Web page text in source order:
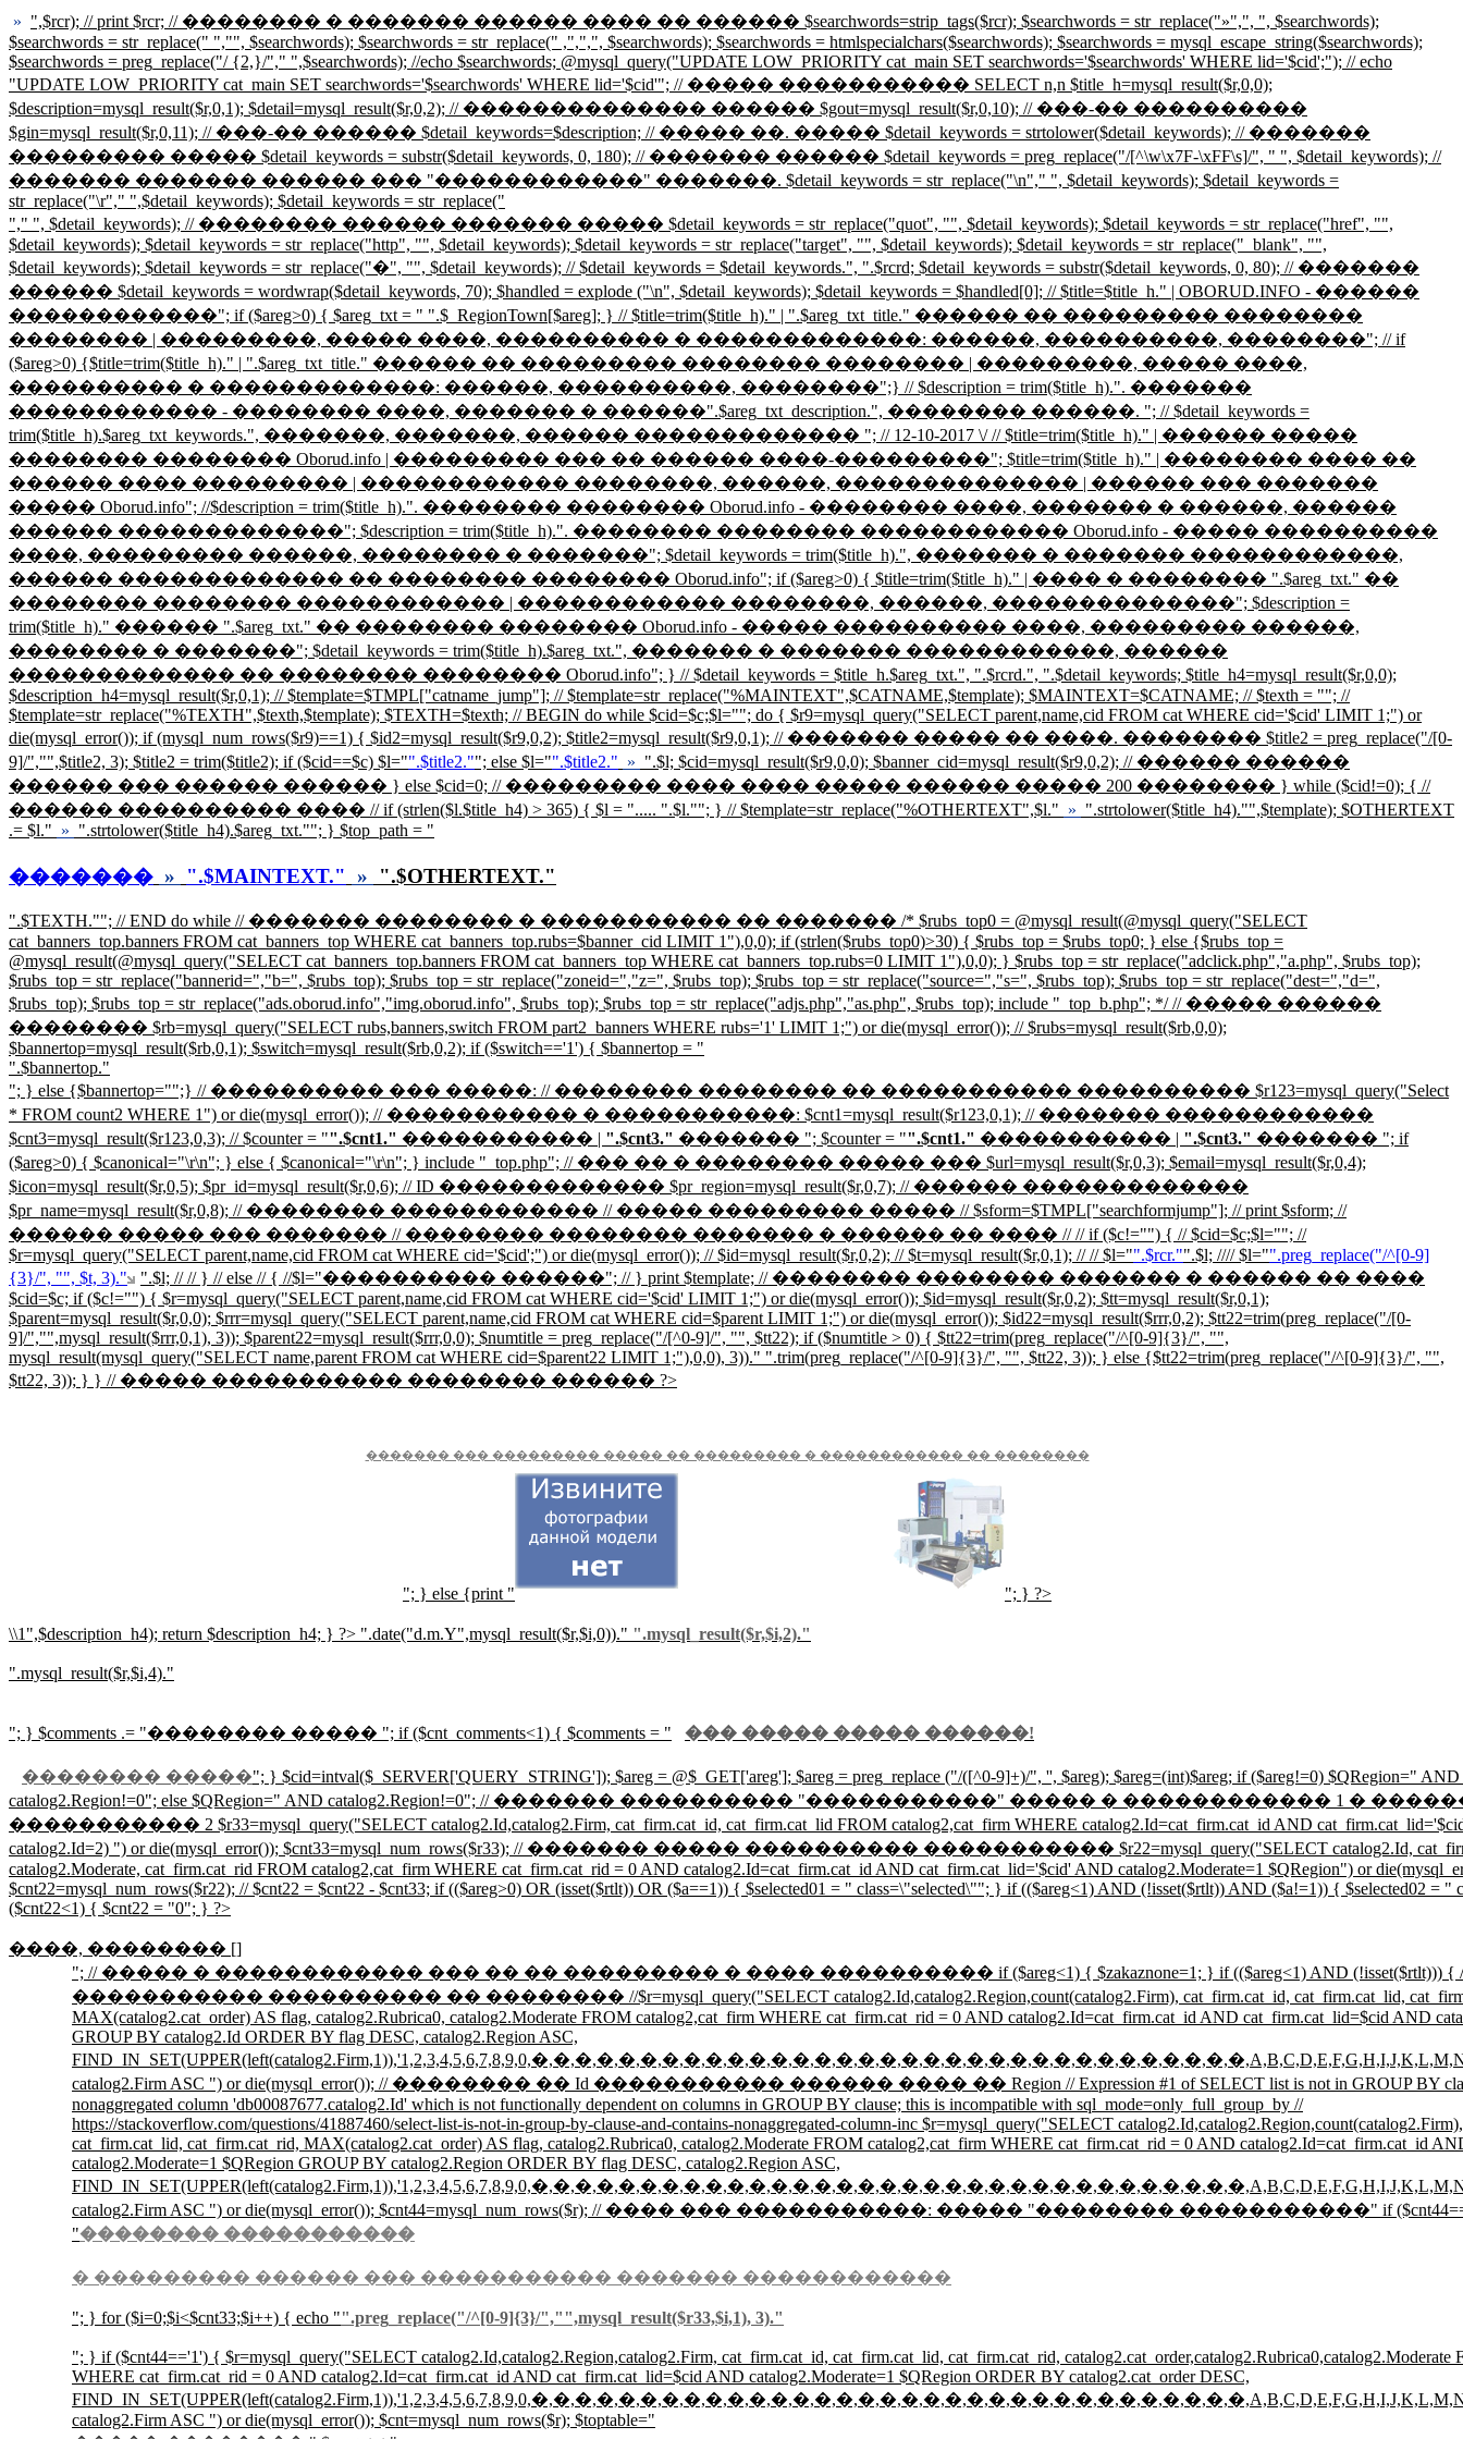
» ",$rcr); // print $rcr; // �������� � ������� ������ ���� �� ������ $searchwords=strip_tags($rcr); $searchwords = str_replace("»",", ", $searchwords);
$searchwords = str_replace(" ","", $searchwords); $searchwords = str_replace(" ,",",", $searchwords); $searchwords = htmlspecialchars($searchwords); $searchwords = mysql_escape_string($searchwords);
$searchwords = preg_replace("/ {2,}/"," ",$searchwords); //echo $searchwords; @mysql_query("UPDATE LOW_PRIORITY cat_main SET searchwords='$searchwords' WHERE lid='$cid';"); // echo
"UPDATE LOW_PRIORITY cat_main SET searchwords='$searchwords' WHERE lid='$cid'"; // ����� ����������� SELECT n,n $title_h=mysql_result($r,0,0);
$description=mysql_result($r,0,1); $detail=mysql_result($r,0,2); // �������������� ������ $gout=mysql_result($r,0,10); // ���-�� ����������
$gin=mysql_result($r,0,11); // ���-�� ������ $detail_keywords=$description; // ����� ��. ����� $detail_keywords = strtolower($detail_keywords); // �������
��������� ����� $detail_keywords = substr($detail_keywords, 0, 180); // ������� ������ $detail_keywords = preg_replace("/[^\w\x7F-\xFF\s]/", " ", $detail_keywords); //
������� ������� ������ ��� "������������" �������. $detail_keywords = str_replace("\n"," ", $detail_keywords); $detail_keywords =
str_replace("\r"," ",$detail_keywords); $detail_keywords = str_replace("
"," ", $detail_keywords); // �������� ������ ������� ����� $detail_keywords = str_replace("quot", "", $detail_keywords); $detail_keywords = str_replace("href", "",
$detail_keywords); $detail_keywords = str_replace("http", "", $detail_keywords); $detail_keywords = str_replace("target", "", $detail_keywords); $detail_keywords = str_replace("_blank", "",
$detail_keywords); $detail_keywords = str_replace("�", "", $detail_keywords); // $detail_keywords = $detail_keywords.", ".$rcrd; $detail_keywords = substr($detail_keywords, 0, 80); // �������
������ $detail_keywords = wordwrap($detail_keywords, 70); $handled = explode ("\n", $detail_keywords); $detail_keywords = $handled[0]; // $title=$title_h." | OBORUD.INFO - ������
������������"; if ($areg>0) { $areg_txt = " ".$_RegionTown[$areg]; } // $title=trim($title_h)." | ".$areg_txt_title." ������ �� ��������� ��������
�������� | ���������, ����� ����, ���������� � �������������: ������, ����������, ��������"; // if
($areg>0) {$title=trim($title_h)." | ".$areg_txt_title." ������ �� ��������� �������� �������� | ���������, ����� ����,
���������� � �������������: ������, ����������, ��������";} // $description = trim($title_h).". �������
������������ - �������� ����, ������� � ������".$areg_txt_description.", �������� ������. "; // $detail_keywords =
trim($title_h).$areg_txt_keywords.", �������, �������, ������ ������������� "; // 12-10-2017 \/ // $title=trim($title_h)." | ������ �����
�������� �������� Oborud.info | ��������� ��� �� ������ ����-���������"; $title=trim($title_h)." | �������� ���� ��
������ ���� ��������� | ������������ ��������, ������, �������������� | ������ ��� �������
����� Oborud.info"; //$description = trim($title_h).". �������� �������� Oborud.info - �������� ����, ������� � ������, ������
������ �������������"; $description = trim($title_h).". �������� �������� ������������ Oborud.info - ����� ����������
����, ��������� ������, �������� � �������"; $detail_keywords = trim($title_h).", ������� � ������� ������������,
������ ������������� �� �������� �������� Oborud.info"; if ($areg>0) { $title=trim($title_h)." | ���� � �������� ".$areg_txt." ��
�������� �������� ������������ | ������������ ��������, ������, ��������������"; $description =
trim($title_h)." ������ ".$areg_txt." �� �������� �������� Oborud.info - ����� ���������� ����, ��������� ������,
�������� � �������"; $detail_keywords = trim($title_h).$areg_txt.", ������� � ������� ������������, ������
������������� �� �������� �������� Oborud.info"; } // $detail_keywords = $title_h.$areg_txt.", ".$rcrd.", ".$detail_keywords; $title_h4=mysql_result($r,0,0);
$description_h4=mysql_result($r,0,1); // $template=$TMPL["catname_jump"]; // $template=str_replace("%MAINTEXT",$CATNAME,$template); $MAINTEXT=$CATNAME; // $texth = ""; //
$template=str_replace("%TEXTH",$texth,$template); $TEXTH=$texth; // BEGIN do while $cid=$c;$l=""; do { $r9=mysql_query("SELECT parent,name,cid FROM cat WHERE cid='$cid' LIMIT 1;") or
die(mysql_error()); if (mysql_num_rows($r9)==1) { $id2=mysql_result($r9,0,2); $title2=mysql_result($r9,0,1); // ������� ����� �� ����. �������� $title2 = preg_replace("/[0-
9]/","",$title2, 3); $title2 = trim($title2); if ($cid==$c) $l="".$title2.""; else $l="".$title2." » ".$l; $cid=mysql_result($r9,0,0); $banner_cid=mysql_result($r9,0,2); // ������ ������
������ ��� ������ ������ } else $cid=0; // ��������� ���� ���� ����� ������ ����� 200 �������� } while ($cid!=0); { //
������ ���������� ���� // if (strlen($l.$title_h4) > 365) { $l = "..... ".$l.""; } // $template=str_replace("%OTHERTEXT",$l." » ".strtolower($title_h4)."",$template); $OTHERTEXT
.= $l." » ".strtolower($title_h4).$areg_txt.""; } $top_path = "
������� » ".$MAINTEXT." » ".$OTHERTEXT."
".$TEXTH.""; // END do while // ������� �������� � ����������� �� ������� /* $rubs_top0 = @mysql_result(@mysql_query("SELECT
cat_banners_top.banners FROM cat_banners_top WHERE cat_banners_top.rubs=$banner_cid LIMIT 1"),0,0); if (strlen($rubs_top0)>30) { $rubs_top = $rubs_top0; } else {$rubs_top =
@mysql_result(@mysql_query("SELECT cat_banners_top.banners FROM cat_banners_top WHERE cat_banners_top.rubs=0 LIMIT 1"),0,0); } $rubs_top = str_replace("adclick.php","a.php", $rubs_top);
$rubs_top = str_replace("bannerid=","b=", $rubs_top); $rubs_top = str_replace("zoneid=","z=", $rubs_top); $rubs_top = str_replace("source=","s=", $rubs_top); $rubs_top = str_replace("dest=","d=",
$rubs_top); $rubs_top = str_replace("ads.oborud.info","img.oborud.info", $rubs_top); $rubs_top = str_replace("adjs.php","as.php", $rubs_top); include "_top_b.php"; */ // ����� ������
�������� $rb=mysql_query("SELECT rubs,banners,switch FROM part2_banners WHERE rubs='1' LIMIT 1;") or die(mysql_error()); // $rubs=mysql_result($rb,0,0);
$bannertop=mysql_result($rb,0,1); $switch=mysql_result($rb,0,2); if ($switch=='1') { $bannertop = "
".$bannertop."
"; } else {$bannertop="";} // ���������� ��� �����: // �������� �������� �� ����������� ���������� $r123=mysql_query("Select
* FROM count2 WHERE 1") or die(mysql_error()); // ����������� � �����������: $cnt1=mysql_result($r123,0,1); // ������� ������������
$cnt3=mysql_result($r123,0,3); // $counter = "".$cnt1." ����������� | ".$cnt3." ������� "; $counter = "".$cnt1." ����������� | ".$cnt3." ������� "; if
($areg>0) { $canonical="\r\n"; } else { $canonical="\r\n"; } include "_top.php"; // ��� �� � �������� ����� ��� $url=mysql_result($r,0,3); $email=mysql_result($r,0,4);
$icon=mysql_result($r,0,5); $pr_id=mysql_result($r,0,6); // ID ������������� $pr_region=mysql_result($r,0,7); // ������ �������������
$pr_name=mysql_result($r,0,8); // �������� ������������ // ����� ��������� ����� // $sform=$TMPL["searchformjump"]; // print $sform; //
������ ����� ��� ������� // �������� �������� ������� � ������ �� ���� // // if ($c!="") { // $cid=$c;$l=""; //
$r=mysql_query("SELECT parent,name,cid FROM cat WHERE cid='$cid';") or die(mysql_error()); // $id=mysql_result($r,0,2); // $t=mysql_result($r,0,1); // // $l="".$rcr."".$l; //// $l="".preg_replace("/^[0-9]
{3}/", "", $t, 3)."
".$l; // // } // else // { //$l="���������� ������"; // } print $template; // �������� �������� ������� � ������ �� ����
$cid=$c; if ($c!="") { $r=mysql_query("SELECT parent,name,cid FROM cat WHERE cid='$cid' LIMIT 1;") or die(mysql_error()); $id=mysql_result($r,0,2); $tt=mysql_result($r,0,1);
$parent=mysql_result($r,0,0); $rrr=mysql_query("SELECT parent,name,cid FROM cat WHERE cid=$parent LIMIT 1;") or die(mysql_error()); $id22=mysql_result($rrr,0,2); $tt22=trim(preg_replace("/[0-
9]/","",mysql_result($rrr,0,1), 3)); $parent22=mysql_result($rrr,0,0); $numtitle = preg_replace("/[^0-9]/", "", $tt22); if ($numtitle > 0) { $tt22=trim(preg_replace("/^[0-9]{3}/", "",
mysql_result(mysql_query("SELECT name,parent FROM cat WHERE cid=$parent22 LIMIT 1;"),0,0), 3))." ".trim(preg_replace("/^[0-9]{3}/", "", $tt22, 3)); } else {$tt22=trim(preg_replace("/^[0-9]{3}/", "",
$tt22, 3)); } } // ����� ����������� �������� ������ ?>
������� ��� ��������� ����� �� ��������� � ������������ �� ��������
"; } else {print " "; } ?>
\\1",$description_h4); return $description_h4; } ?> ".date("d.m.Y",mysql_result($r,$i,0))." ".mysql_result($r,$i,2)."
".mysql_result($r,$i,4)."
"; } $comments .= "�������� ����� "; if ($cnt_comments<1) { $comments = " ��� ����� ����� ������!
�������� �����"; } $cid=intval($_SERVER['QUERY_STRING']); $areg = @$_GET['areg']; $areg = preg_replace ("/([^0-9]+)/", '', $areg); $areg=(int)$areg; if ($areg!=0) $QRegion="
catalog2.Region!=0"; else $QRegion=" AND catalog2.Region!=0"; // ������� ���������� "�����������" ����� � ������������ 1 �
����������� 2 $r33=mysql_query("SELECT catalog2.Id,catalog2.Firm, cat_firm.cat_id, cat_firm.cat_lid FROM catalog2,cat_firm WHERE catalog2.Id=cat_firm.cat_id AND
catalog2.Id=2) ") or die(mysql_error()); $cnt33=mysql_num_rows($r33); // ������� ����� ���������� ����������� $r22=mysql_query("SELECT catalog2.Id,
catalog2.Moderate, cat_firm.cat_rid FROM catalog2,cat_firm WHERE cat_firm.cat_rid = 0 AND catalog2.Id=cat_firm.cat_id AND cat_firm.cat_lid='$cid' AND catalog2.Moderate=1 $QRegion") or
$cnt22=mysql_num_rows($r22); // $cnt22 = $cnt22 - $cnt33; if (($areg>0) OR (isset($rtlt)) OR ($a==1)) { $selected01 = " class=\"selected\""; } if (($areg<1) AND (!isset($rtlt)) AND ($a!=1)) { $selected02 = "
($cnt22<1) { $cnt22 = "0"; } ?>
����, �������� []
"; // ����� � ������������ ��� �� �� ��������� � ���� ���������� if ($areg<1) { $zakaznone=1; } if (($areg<1) AND
����������� ���������� �� �������� //$r=mysql_query("SELECT catalog2.Id,catalog2.Region,count(catalog2.Firm), cat_firm.cat_id, cat_firm.cat_lid,
MAX(catalog2.cat_order) AS flag, catalog2.Rubrica0, catalog2.Moderate FROM catalog2,cat_firm WHERE cat_firm.cat_rid = 0 AND catalog2.Id=cat_firm.cat_id AND cat_firm.cat_lid=$cid AND
GROUP BY catalog2.Id ORDER BY flag DESC, catalog2.Region ASC,
catalog2.Firm ASC ") or die(mysql_error()); // �������� �� Id ����������� ������ ���� �� Region // Expression #1 of SELECT list is not in GROUP BY
nonaggregated column 'db00087677.catalog2.Id' which is not functionally dependent on columns in GROUP BY clause; this is incompatible with sql_mode=only_full_group_by //
https://stackoverflow.com/questions/41887460/select-list-is-not-in-group-by-clause-and-contains-nonaggregated-column-inc $r=mysql_query("SELECT
cat_firm.cat_lid, cat_firm.cat_rid, MAX(catalog2.cat_order) AS flag, catalog2.Rubrica0, catalog2.Moderate FROM catalog2,cat_firm WHERE cat_firm.cat_rid = 0 AND catalog2.Id=cat_firm.cat_id
catalog2.Moderate=1 $QRegion GROUP BY catalog2.Region ORDER BY flag DESC, catalog2.Region ASC,
catalog2.Firm ASC ") or die(mysql_error()); $cnt44=mysql_num_rows($r); // ���� ��� �����������: ����� "�������� �����������" if ($cnt44=='0')
"�������� �����������
� ��������� ������ ��� ����������� ������� ������������
"; } for ($i=0;$i<$cnt33;$i++) { echo "".preg_replace("/^[0-9]{3}/","",mysql_result($r33,$i,1), 3)."
"; } if ($cnt44=='1') { $r=mysql_query("SELECT catalog2.Id,catalog2.Region,catalog2.Firm, cat_firm.cat_id, cat_firm.cat_lid, cat_firm.cat_rid, catalog2.cat_order,catalog2.Rubrica0,catalog2.Moderate
WHERE cat_firm.cat_rid = 0 AND catalog2.Id=cat_firm.cat_id AND cat_firm.cat_lid=$cid AND catalog2.Moderate=1 $QRegion ORDER BY catalog2.cat_order DESC,
catalog2.Firm ASC ") or die(mysql_error()); $cnt=mysql_num_rows($r); $toptable="